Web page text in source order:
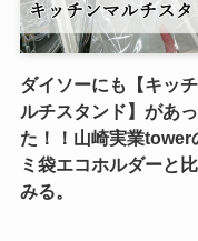
ダイソーにも【キッ
ルチスタンド】があっ
た！！山崎実業tower
ミ袋エコホルダーと
みる。